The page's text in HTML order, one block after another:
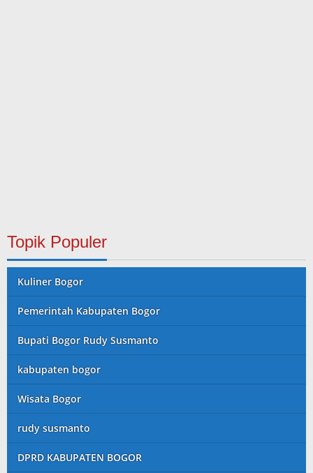
Topik Populer
Kuliner Bogor
Pemerintah Kabupaten Bogor
Bupati Bogor Rudy Susmanto
kabupaten bogor
Wisata Bogor
rudy susmanto
DPRD KABUPATEN BOGOR